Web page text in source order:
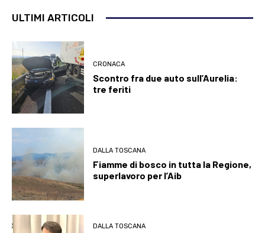
ULTIMI ARTICOLI
CRONACA
Scontro fra due auto sull’Aurelia:
tre feriti
DALLA TOSCANA
Fiamme di bosco in tutta la Regione,
superlavoro per l’Aib
DALLA TOSCANA